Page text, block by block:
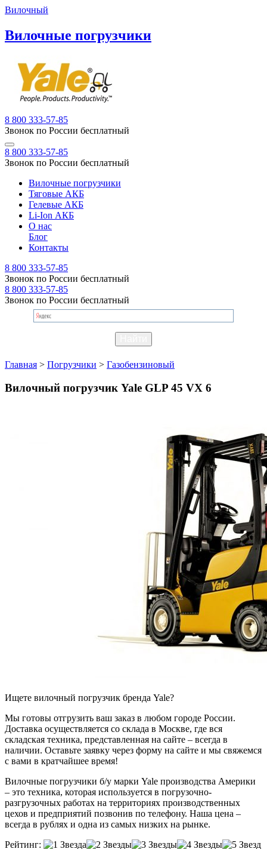
Вилочный
Вилочные погрузчики
8 800 333-57-85
Звонок по России бесплатный
8 800 333-57-85
Звонок по России бесплатный
Вилочные погрузчики
Тяговые АКБ
Гелевые АКБ
Li-Ion АКБ
О нас
Блог
Контакты
8 800 333-57-85
Звонок по России бесплатный
8 800 333-57-85
Звонок по России бесплатный
Главная > Погрузчики > Газобензиновый
Вилочный погрузчик Yale GLP 45 VX 6
Ищете вилочный погрузчик бренда Yale?
Мы готовы отгрузить ваш заказ в любом городе России.
Доставка осуществляется со склада в Москве, где вся
складская техника, представленная на сайте – всегда в
наличии. Оставьте заявку через форму на сайте и мы свяжемся
с вами в кратчайшее время!
Вилочные погрузчики б/у марки Yale производства Америки
– это техника, которая используется в погрузочно-
разгрузочных работах на территориях производственных
цехов и предприятий позвонив по телефону. Наша цена –
всегда в рублях и одна из самых низких на рынке.
Рейтинг: